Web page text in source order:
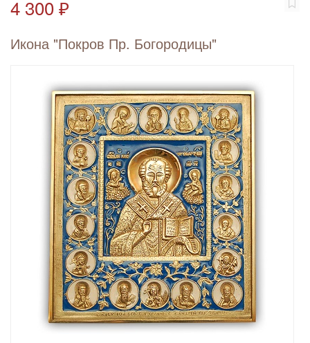
4 300 ₽
Икона "Покров Пр. Богородицы"